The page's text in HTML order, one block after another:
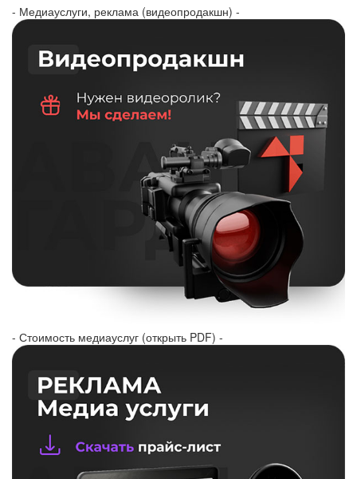
- Медиауслуги, реклама (видеопродакшн) -
- Стоимость медиауслуг (открыть PDF) -